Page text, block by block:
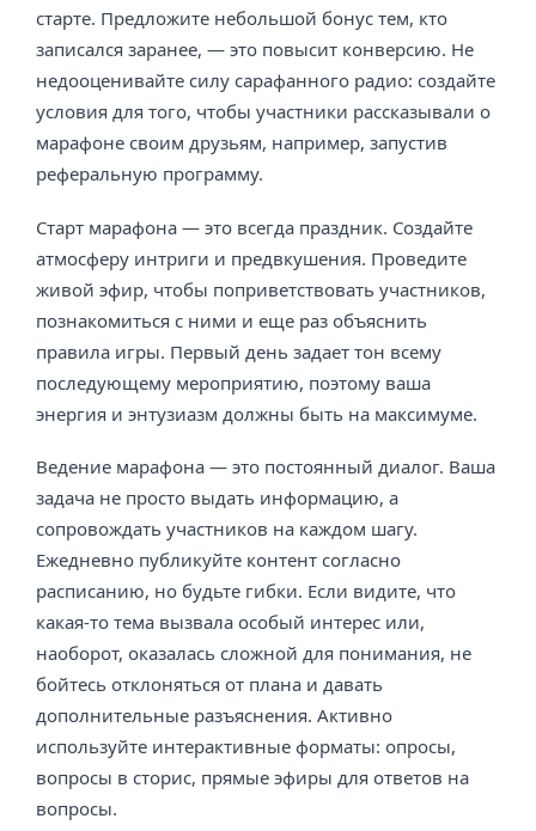
старте. Предложите небольшой бонус тем, кто
записался заранее, — это повысит конверсию. Не
недооценивайте силу сарафанного радио: создайте
условия для того, чтобы участники рассказывали о
марафоне своим друзьям, например, запустив
реферальную программу.
Старт марафона — это всегда праздник. Создайте
атмосферу интриги и предвкушения. Проведите
живой эфир, чтобы поприветствовать участников,
познакомиться с ними и еще раз объяснить
правила игры. Первый день задает тон всему
последующему мероприятию, поэтому ваша
энергия и энтузиазм должны быть на максимуме.
Ведение марафона — это постоянный диалог. Ваша
задача не просто выдать информацию, а
сопровождать участников на каждом шагу.
Ежедневно публикуйте контент согласно
расписанию, но будьте гибки. Если видите, что
какая-то тема вызвала особый интерес или,
наоборот, оказалась сложной для понимания, не
бойтесь отклоняться от плана и давать
дополнительные разъяснения. Активно
используйте интерактивные форматы: опросы,
вопросы в сторис, прямые эфиры для ответов на
вопросы.